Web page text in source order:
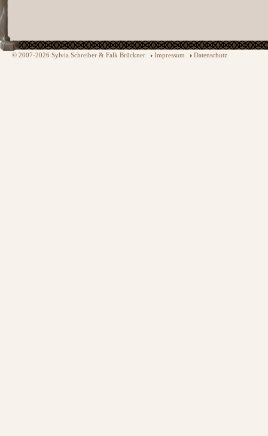
© 2007-2026 Sylvia Schreiber & Falk Brückner Impressum Datenschutz